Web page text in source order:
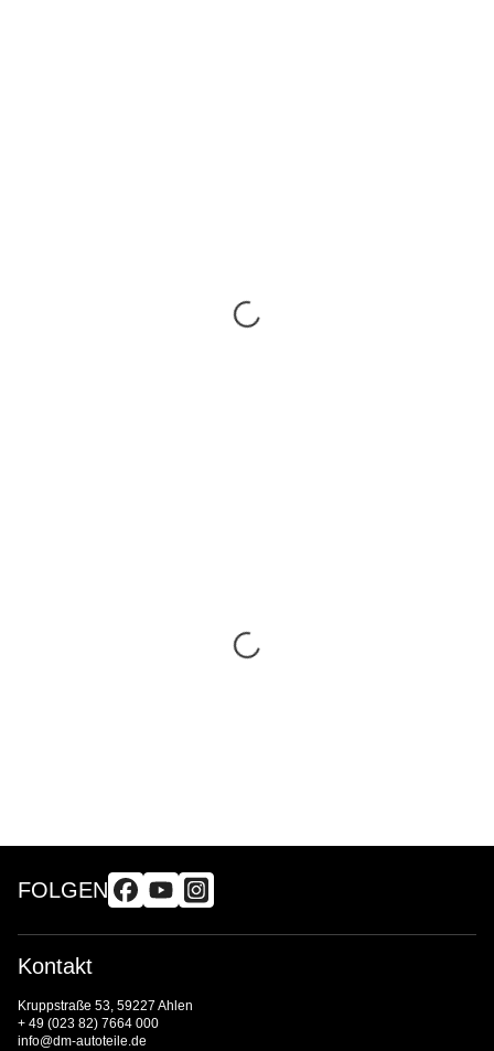
FOLGEN
Kontakt
Kruppstraße 53, 59227 Ahlen
+ 49 (023 82) 7664 000
info@dm-autoteile.de